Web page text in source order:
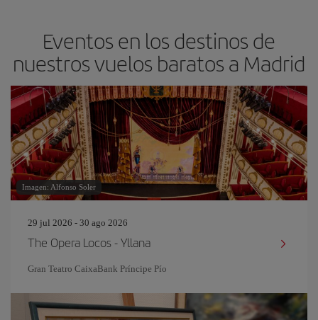
Eventos en los destinos de
nuestros vuelos baratos a Madrid
Imagen: Alfonso Soler
29 jul 2026 - 30 ago 2026
The Opera Locos - Yllana
Gran Teatro CaixaBank Príncipe Pío